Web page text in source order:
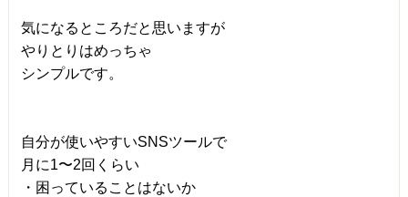
気になるところだと思いますが
やりとりはめっちゃ
シンプルです。
自分が使いやすいSNSツールで
月に1〜2回くらい
・困っていることはないか